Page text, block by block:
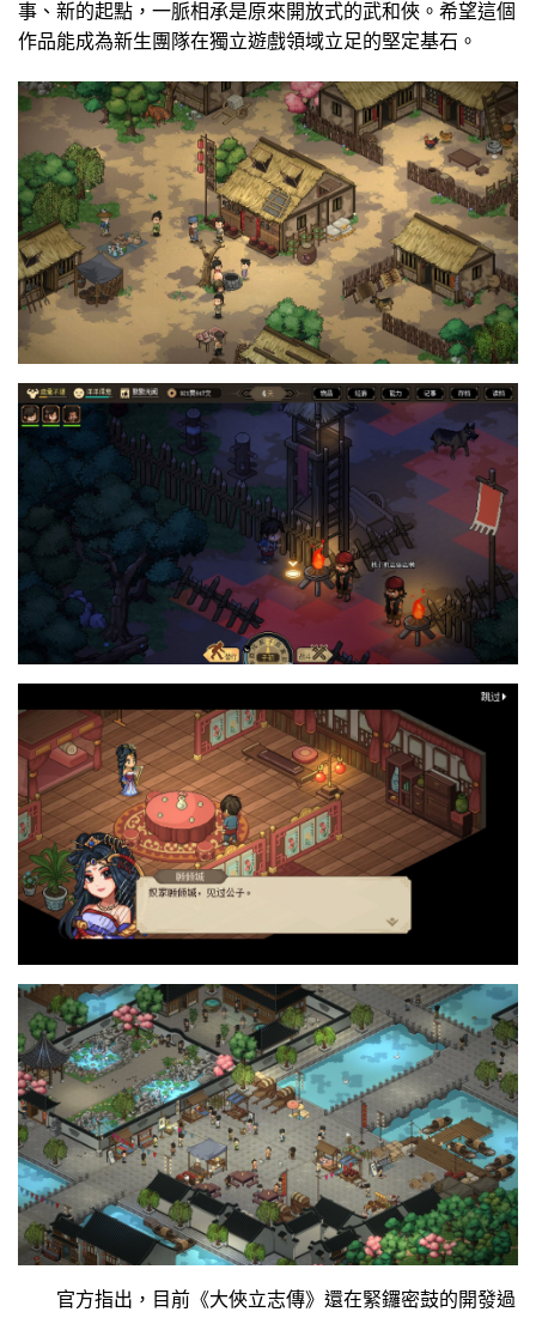
事、新的起點，一脈相承是原來開放式的武和俠。希望這個
作品能成為新生團隊在獨立遊戲領域立足的堅定基石。
官方指出，目前《大俠立志傳》還在緊鑼密鼓的開發過